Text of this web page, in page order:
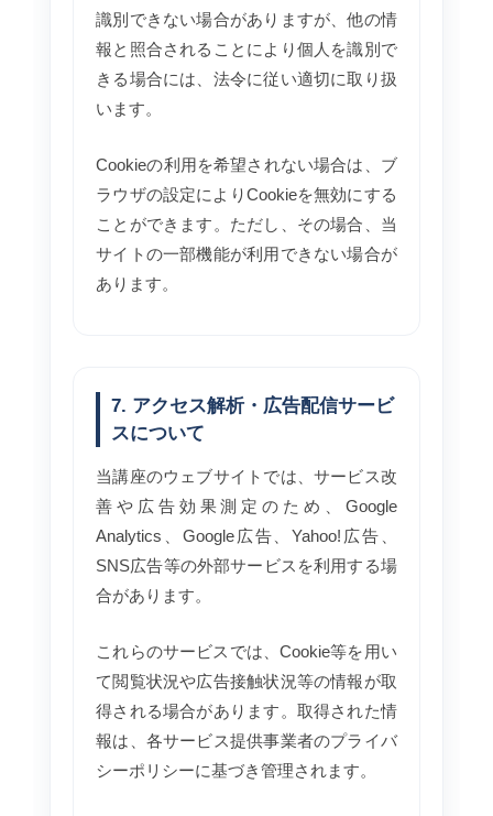
識別できない場合がありますが、他の情
報と照合されることにより個人を識別で
きる場合には、法令に従い適切に取り扱
います。
Cookieの利用を希望されない場合は、ブ
ラウザの設定によりCookieを無効にする
ことができます。ただし、その場合、当
サイトの一部機能が利用できない場合が
あります。
7. アクセス解析・広告配信サービ
スについて
当講座のウェブサイトでは、サービス改
善や広告効果測定のため、Google
Analytics、Google広告、Yahoo!広告、
SNS広告等の外部サービスを利用する場
合があります。
これらのサービスでは、Cookie等を用い
て閲覧状況や広告接触状況等の情報が取
得される場合があります。取得された情
報は、各サービス提供事業者のプライバ
シーポリシーに基づき管理されます。